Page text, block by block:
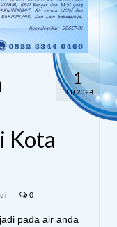
1
FEB 2024
Kota
| 0
pada air anda